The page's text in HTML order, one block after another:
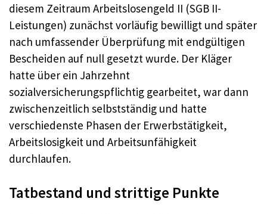
diesem Zeitraum Arbeitslosengeld II (SGB II-
Leistungen) zunächst vorläufig bewilligt und später
nach umfassender Überprüfung mit endgültigen
Bescheiden auf null gesetzt wurde. Der Kläger
hatte über ein Jahrzehnt
sozialversicherungspflichtig gearbeitet, war dann
zwischenzeitlich selbstständig und hatte
verschiedenste Phasen der Erwerbstätigkeit,
Arbeitslosigkeit und Arbeitsunfähigkeit
durchlaufen.
Tatbestand und strittige Punkte